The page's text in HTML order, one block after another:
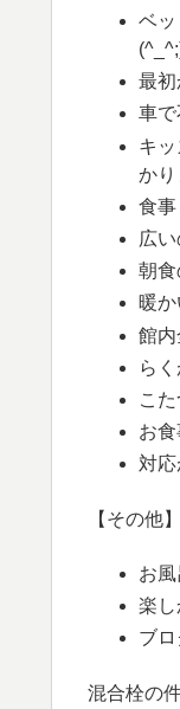
ベ
最初
車で
キ
かり
食事
広
朝食
暖
館内
ら
こ
お食
対
【その他】
お
楽し
ブロ
混合栓の